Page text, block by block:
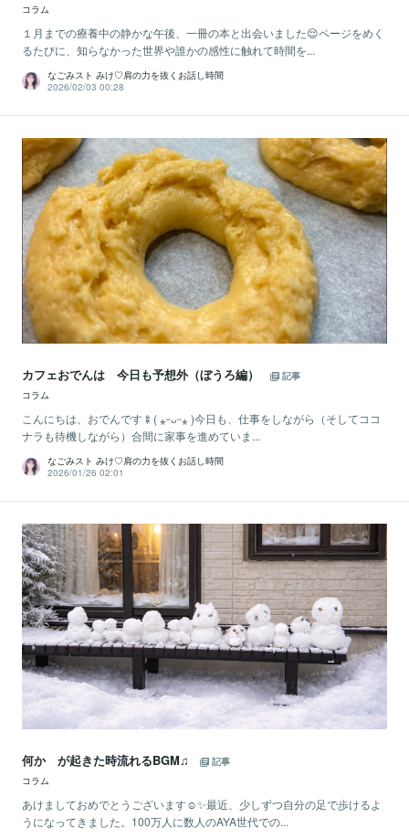
コラム
１月までの療養中の静かな午後、一冊の本と出会いました😌ページをめく
るたびに、知らなかった世界や誰かの感性に触れて時間を...
なごみスト みけ♡肩の力を抜くお話し時間
2026/02/03 00:28
カフェおでんは 今日も予想外（ぼうろ編）
記事
コラム
こんにちは、おでんです🍢( ⁎ᵕᴗᵕ⁎ )今日も、仕事をしながら（そしてココ
ナラも待機しながら）合間に家事を進めていま...
なごみスト みけ♡肩の力を抜くお話し時間
2026/01/26 02:01
何か が起きた時流れるBGM♫
記事
コラム
あけましておめでとうございます☺️✨最近、少しずつ自分の足で歩けるよ
うになってきました。100万人に数人のAYA世代での...